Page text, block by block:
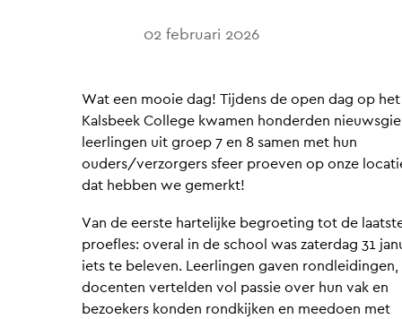
02 februari 2026
Wat een mooie dag! Tijdens de open dag op het
Kalsbeek College kwamen honderden
leerlingen uit groep 7 en 8 samen met hun
ouders/verzorgers sfeer proeven op onze
dat hebben we gemerkt!
Van de eerste hartelijke begroeting tot de
proefles: overal in de school was zaterdag 31
iets te beleven. Leerlingen gaven rondleidingen,
docenten vertelden vol passie over hun vak en
bezoekers konden rondkijken en meedoen met